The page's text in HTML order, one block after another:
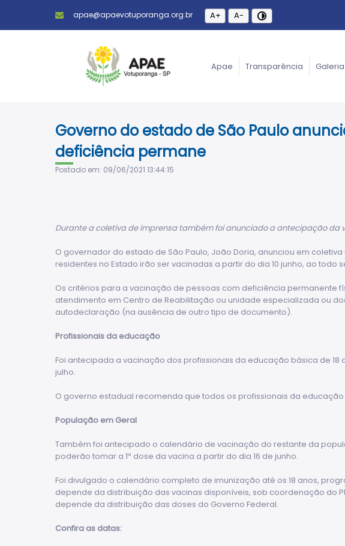
apae@apaevotuporanga.org.br A+ A-
Apae Transparência
Governo do estado de São Paulo
deficiência permane
Postado em: 09/06/2021 13:44:15
Durante a coletiva de imprensa também foi anunciado a antecipação da
O governador do estado de São Paulo, João Doria, anunciou em
residentes no Estado irão ser vacinadas a partir do dia 10 junho, ao todo
Os critérios para a vacinação de pessoas com deficiência permanente
atendimento em Centro de Reabilitação ou unidade especializada ou
autodeclaração (na ausência de outro tipo de documento).
Profissionais da educação
Foi antecipada a vacinação dos profissionais da educação básica de
julho.
O governo estadual recomenda que todos os profissionais da
População em Geral
Também foi antecipado o calendário de vacinação do restante da
poderão tomar a 1ª dose da vacina a partir do dia 16 de junho.
Foi divulgado o calendário completo de imunização até os 18 anos,
depende da distribuição das vacinas disponíveis, sob coordenação do
depende da distribuição das doses do Governo Federal.
Confira as datas: